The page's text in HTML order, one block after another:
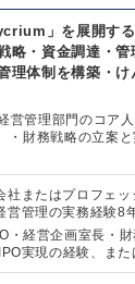
」を展開す
略・資金調達・
理体制を構築・
営管理部門のコア
・財務戦略の立案
社またはプロフェ
営管理の実務経験8
・経営企画室長・
実現の経験、ま